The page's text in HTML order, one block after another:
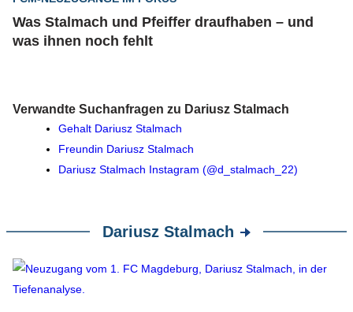
Was Stalmach und Pfeiffer draufhaben – und
was ihnen noch fehlt
Verwandte Suchanfragen zu Dariusz Stalmach
Gehalt Dariusz Stalmach
Freundin Dariusz Stalmach
Dariusz Stalmach Instagram (@d_stalmach_22)
Dariusz Stalmach